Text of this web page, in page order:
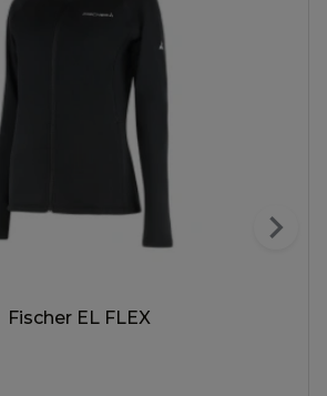
Fischer EL FLEX
chevron_right